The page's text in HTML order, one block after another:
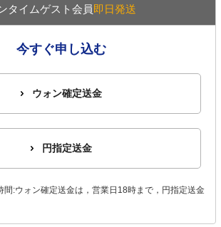
タイムゲスト会員即日発送
今すぐ申し込む
ウォン確定送金
円指定送金
:ウォン確定送金は，営業日18時まで，円指定送金